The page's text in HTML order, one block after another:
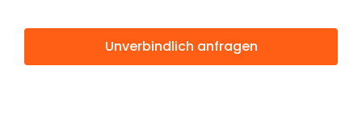
Unverbindlich anfragen